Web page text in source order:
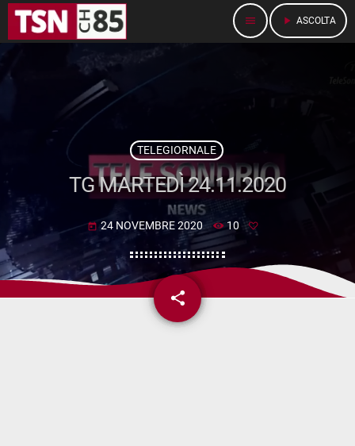
menu play_arrow ASCOLTA
TELEGIORNALE
TG MARTEDÌ 24.11.2020
today 24 NOVEMBRE 2020 10
share
email